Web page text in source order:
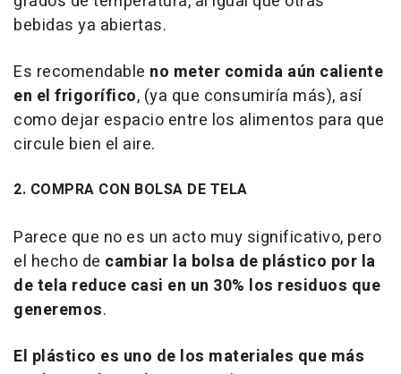
bebidas ya abiertas.
Es recomendable no meter comida aún caliente
en el frigorífico, (ya que consumiría más), así
como dejar espacio entre los alimentos para que
circule bien el aire.
2. COMPRA CON BOLSA DE TELA
Parece que no es un acto muy significativo, pero
el hecho de cambiar la bolsa de plástico por la
de tela reduce casi en un 30% los residuos que
generemos.
El plástico es uno de los materiales que más